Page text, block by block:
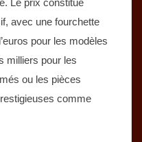
Le prix constitue
avec une fourchette
pour les modèles
milliers pour les
ou les pièces
comme